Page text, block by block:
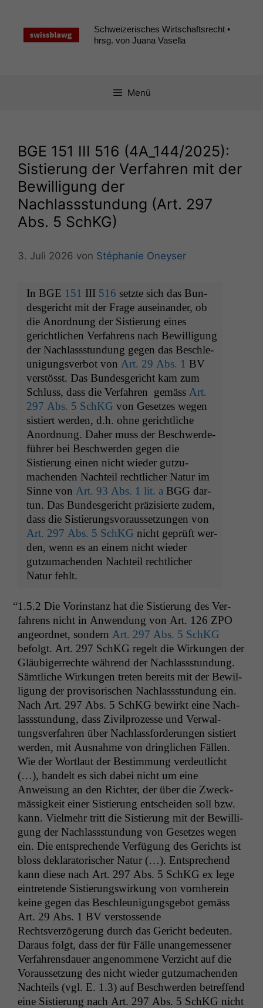
springen
Schweizerisches Wirtschaftsrecht •
hrsg. von Juana Vasella
Menü
BGE 151 III 516 (4A_144/2025):
Sistierung der Verfahren mit der
Bewilligung der
Nachlassstundung (Art. 297
Abs. 5 SchKG)
3. Juli 2026 von Stéphanie Oneyser
In BGE 151 III 516 set­zte sich das Bun­
des­gericht mit der Frage auseinan­der, ob
die Anord­nung der Sistierung eines
gerichtlichen Ver­fahrens nach Bewil­li­gung
der Nach­lassstun­dung gegen das Beschle­
u­ni­gungsver­bot von Art. 29 Abs. 1 BV
ver­stösst. Das Bun­des­gericht kam zum
Schluss, dass die Ver­fahren gemäss Art.
297 Abs. 5 SchKG von Geset­zes wegen
sistiert wer­den, d.h. ohne gerichtliche
Anord­nung. Daher muss der Beschw­erde­
führer bei Beschw­er­den gegen die
Sistierung einen nicht wieder gutzu­
machen­den Nachteil rechtlich­er Natur im
Sinne von Art. 93 Abs. 1 lit. a BGG dar­
tun. Das Bun­des­gericht präzisierte zudem,
dass die Sistierungsvo­raus­set­zun­gen von
Art. 297 Abs. 5 SchKG nicht geprüft wer­
den, wenn es an einem nicht wieder
gutzu­machen­den Nachteil rechtlich­er
Natur fehlt.
“1.5.2 Die Vorin­stanz hat die Sistierung des Ver­
fahrens nicht in Anwen­dung von Art. 126 ZPO
ange­ord­net, son­dern Art. 297 Abs. 5 SchKG
befol­gt. Art. 297 SchKG regelt die Wirkun­gen der
Gläu­biger­rechte während der Nach­lassstun­dung.
Sämtliche Wirkun­gen treten bere­its mit der Bewil­
li­gung der pro­vi­sorischen Nach­lassstun­dung ein.
Nach Art. 297 Abs. 5 SchKG bewirkt eine Nach­
lassstun­dung, dass Zivil­prozesse und Ver­wal­
tungsver­fahren über Nach­lass­forderun­gen sistiert
wer­den, mit Aus­nahme von dringlichen Fällen.
Wie der Wort­laut der Bes­tim­mung verdeut­licht
(…), han­delt es sich dabei nicht um eine
Anweisung an den Richter, der über die Zweck­
mäs­sigkeit ein­er Sistierung entschei­den soll bzw.
kann. Vielmehr tritt die Sistierung mit der Bewil­li­
gung der Nach­lassstun­dung von Geset­zes wegen
ein. Die entsprechende Ver­fü­gung des Gerichts ist
bloss deklara­torisch­er Natur (…). Entsprechend
kann diese nach Art. 297 Abs. 5 SchKG ex lege
ein­tre­tende Sistierungswirkung von vorn­here­in
keine gegen das Beschle­u­ni­gungs­ge­bot gemäss
Art. 29 Abs. 1 BV ver­stossende
Rechtsverzögerung durch das Gericht bedeuten.
Daraus fol­gt, dass der für Fälle unangemessen­er
Ver­fahrens­dauer angenommene Verzicht auf die
Voraus­set­zung des nicht wieder gutzu­machen­den
Nachteils (vgl. E. 1.3) auf Beschw­er­den betr­e­f­fend
eine Sistierung nach Art. 297 Abs. 5 SchKG nicht